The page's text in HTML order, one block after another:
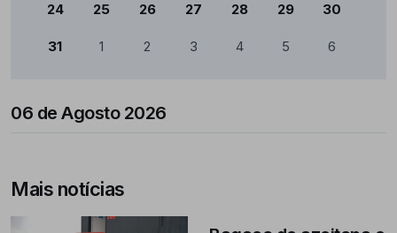
24 25 26 27 28 29 30
31 1 2 3 4 5 6
06 de Agosto 2026
Mais notícias